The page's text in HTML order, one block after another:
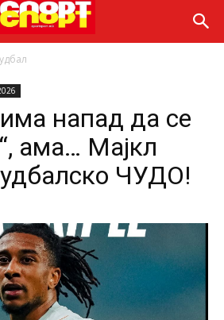
напад да се
ама… Мајкл
ЧУДО!